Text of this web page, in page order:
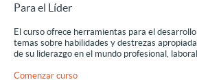
Para el Líder
El curso ofrece herramientas para el
temas sobre habilidades y destrezas
de su liderazgo en el mundo profesional,
Comenzar curso